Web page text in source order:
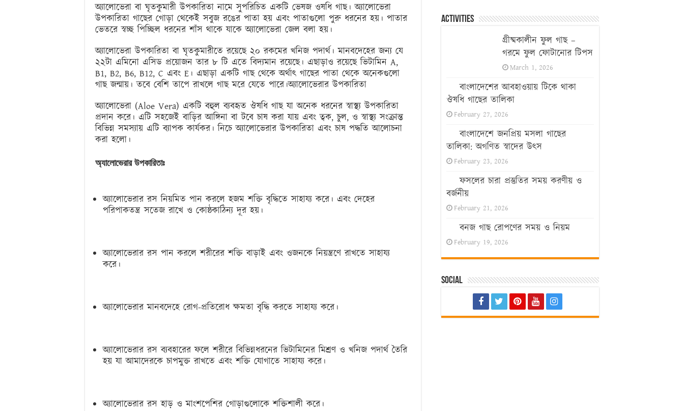
অ্যালোভেরা বা ঘৃতকুমারী উপকারিতা নামে সুপরিচিত একটি ভেষজ ওষধি গাছ। অ্যালোভেরা
উপকারিতা গাছের গোড়া থেকেই সবুজ রঙের পাতা হয় এবং পাতাগুলো পুরু ধরনের হয়। পাতার
ভেতরে স্বচ্ছ পিচ্ছিল ধরনের শাঁস থাকে যাকে অ্যালোভেরা জেল বলা হয়।
অ্যালোভেরা উপকারিতা বা ঘৃতকুমারীতে রয়েছে ২০ রকমের খনিজ পদার্থ। মানবদেহের জন্য যে
২২টা এমিনো এসিড প্রয়োজন তার ৮ টি এতে বিদ্যমান রয়েছে। এছাড়াও রয়েছে ভিটামিন A,
B1, B2, B6, B12, C এবং E। এছাড়া একটি গাছ থেকে অর্থাৎ গাছের পাতা থেকে অনেকগুলো
গাছ জন্মায়। তবে বেশি তাপে রাখলে গাছ মরে যেতে পারে।অ্যালোভেরার উপকারিতা
অ্যালোভেরা (Aloe Vera) একটি বহুল ব্যবহৃত ঔষধি গাছ যা অনেক ধরনের স্বাস্থ্য উপকারিতা
প্রদান করে। এটি সহজেই বাড়ির আঙ্গিনা বা টবে চাষ করা যায় এবং ত্বক, চুল, ও স্বাস্থ্য সংক্রান্ত
বিভিন্ন সমস্যায় এটি ব্যাপক কার্যকর। নিচে অ্যালোভেরার উপকারিতা এবং চাষ পদ্ধতি আলোচনা
করা হলো।
অ্যালোভেরার উপকারিতাঃ
অ্যালোভেরার রস নিয়মিত পান করলে হজম শক্তি বৃদ্ধিতে সাহায্য করে। এবং দেহের
পরিপাকতন্ত্র সতেজ রাখে ও কোষ্ঠকাঠিন্য দূর হয়।
অ্যালোভেরার রস পান করলে শরীরের শক্তি বাড়াই এবং ওজনকে নিয়ন্ত্রণে রাখতে সাহায্য
করে।
অ্যালোভেরার মানবদেহে রোগ-প্রতিরোধ ক্ষমতা বৃদ্ধি করতে সাহায্য করে।
অ্যালোভেরার রস ব্যবহারের ফলে শরীরে বিভিন্নধরনের ভিটামিনের মিশ্রণ ও খনিজ পদার্থ তৈরি
হয় যা আমাদেরকে চাপমুক্ত রাখতে এবং শক্তি যোগাতে সাহায্য করে।
অ্যালোভেরার রস হাড় ও মাংশপেশির গোড়াগুলোকে শক্তিশালী করে।
Activities
গ্রীষ্মকালীন ফুল গাছ –
গরমে ফুল ফোটানোর টিপস
March 1, 2026
বাংলাদেশের আবহাওয়ায় টিকে থাকা
ঔষধি গাছের তালিকা
February 27, 2026
বাংলাদেশে জনপ্রিয় মসলা গাছের
তালিকা: অগণিত স্বাদের উৎস
February 23, 2026
ফসলের চারা প্রস্তুতির সময় করণীয় ও
বর্জনীয়
February 21, 2026
বনজ গাছ রোপণের সময় ও নিয়ম
February 19, 2026
Social